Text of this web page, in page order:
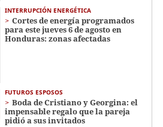
INTERRUPCIÓN ENERGÉTICA
Cortes de energía programados
para este jueves 6 de agosto en
Honduras: zonas afectadas
FUTUROS ESPOSOS
Boda de Cristiano y Georgina: el
impensable regalo que la pareja
pidió a sus invitados